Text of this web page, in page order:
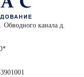
Обводного канала д.